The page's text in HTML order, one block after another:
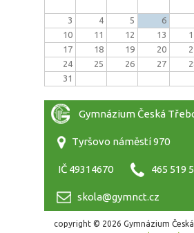
3
4 5 6
10
11 12 13
17
18 19 20
24
25 26 27
31
Gymnázium Česká
Tyršovo náměstí 970
IČ 49314670 465 519
skola@gymnct.cz
copyright © 2026 Gymnázium